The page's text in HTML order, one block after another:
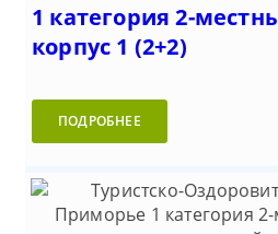
1 категория 2-
корпус 1 (2+2)
ПОДРОБНЕЕ